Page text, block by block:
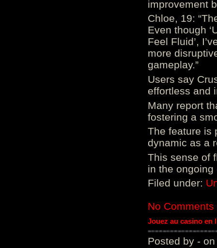
improvement
Chloe, 19:
Even though
Feel Fluid’,
more
gameplay.”
Users say
effortless and
Many report
fostering a
The feature is
dynamic as a
This sense of
in the ongoing
Filed under:
No Comments
Jouez au casino en
Posted by - on